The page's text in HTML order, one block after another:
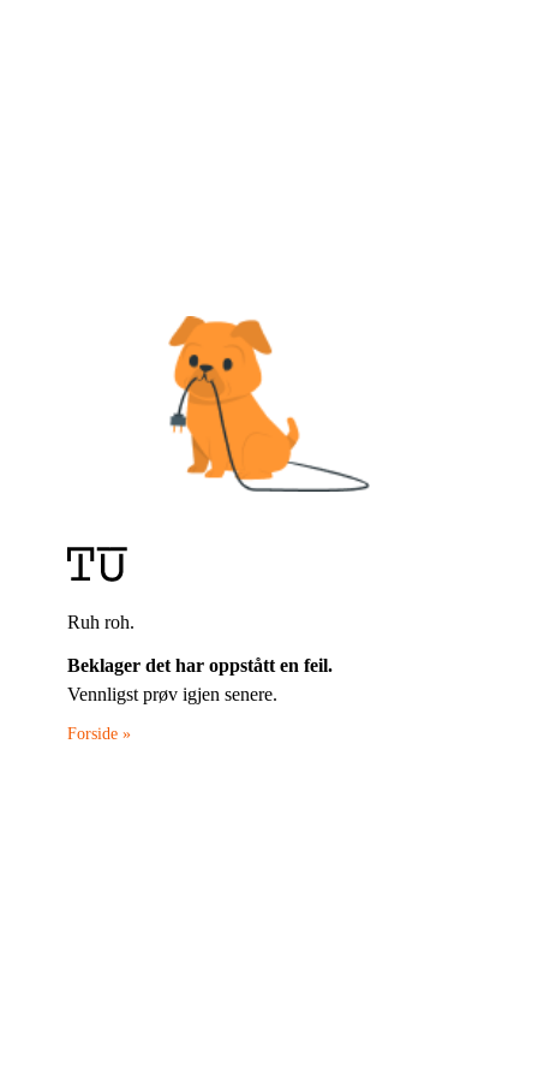
Ruh roh.
Beklager det har oppstått en feil.
Vennligst prøv igjen senere.
Forside »